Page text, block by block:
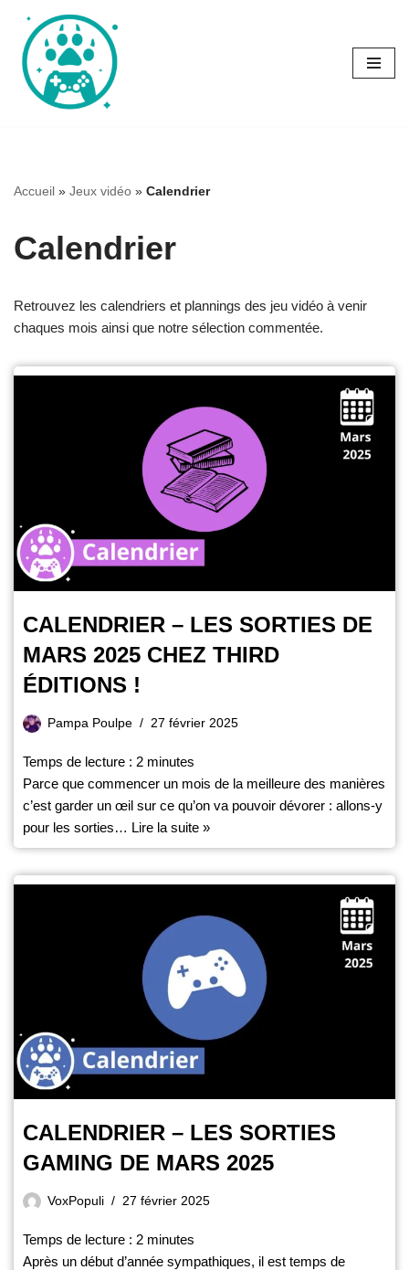
Aller
au
contenu
Accueil » Jeux vidéo » Calendrier
Calendrier
Retrouvez les calendriers et plannings des jeu vidéo à venir
chaques mois ainsi que notre sélection commentée.
CALENDRIER – LES SORTIES DE
MARS 2025 CHEZ THIRD
ÉDITIONS !
Pampa Poulpe 27 février 2025
Temps de lecture : 2 minutes
Parce que commencer un mois de la meilleure des manières
c’est garder un œil sur ce qu’on va pouvoir dévorer : allons-y
pour les sorties… Lire la suite »
CALENDRIER – LES SORTIES
GAMING DE MARS 2025
VoxPopuli 27 février 2025
Temps de lecture : 2 minutes
Après un début d’année sympathiques, il est temps de